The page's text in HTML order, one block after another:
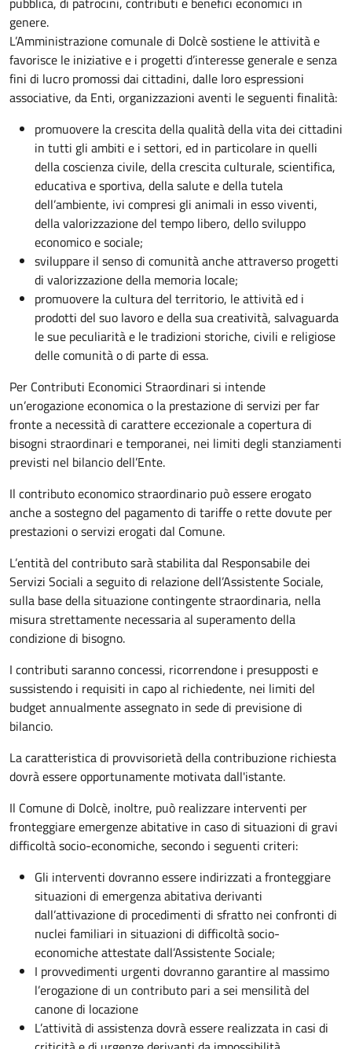
genere.
L’Amministrazione comunale di Dolcè sostiene le attività e
favorisce le iniziative e i progetti d’interesse generale e senza
fini di lucro promossi dai cittadini, dalle loro espressioni
associative, da Enti, organizzazioni aventi le seguenti finalità:
promuovere la crescita della qualità della vita dei cittadini
in tutti gli ambiti e i settori, ed in particolare in quelli
della coscienza civile, della crescita culturale, scientifica,
educativa e sportiva, della salute e della tutela
dell’ambiente, ivi compresi gli animali in esso viventi,
della valorizzazione del tempo libero, dello sviluppo
economico e sociale;
sviluppare il senso di comunità anche attraverso progetti
di valorizzazione della memoria locale;
promuovere la cultura del territorio, le attività ed i
prodotti del suo lavoro e della sua creatività, salvaguarda
le sue peculiarità e le tradizioni storiche, civili e religiose
delle comunità o di parte di essa.
Per Contributi Economici Straordinari si intende
un’erogazione economica o la prestazione di servizi per far
fronte a necessità di carattere eccezionale a copertura di
bisogni straordinari e temporanei, nei limiti degli stanziamenti
previsti nel bilancio dell’Ente.
Il contributo economico straordinario può essere erogato
anche a sostegno del pagamento di tariffe o rette dovute per
prestazioni o servizi erogati dal Comune.
L’entità del contributo sarà stabilita dal Responsabile dei
Servizi Sociali a seguito di relazione dell’Assistente Sociale,
sulla base della situazione contingente straordinaria, nella
misura strettamente necessaria al superamento della
condizione di bisogno.
I contributi saranno concessi, ricorrendone i presupposti e
sussistendo i requisiti in capo al richiedente, nei limiti del
budget annualmente assegnato in sede di previsione di
bilancio.
La caratteristica di provvisorietà della contribuzione richiesta
dovrà essere opportunamente motivata dall'istante.
Il Comune di Dolcè, inoltre, può realizzare interventi per
fronteggiare emergenze abitative in caso di situazioni di gravi
difficoltà socio-economiche, secondo i seguenti criteri:
Gli interventi dovranno essere indirizzati a fronteggiare
situazioni di emergenza abitativa derivanti
dall’attivazione di procedimenti di sfratto nei confronti di
nuclei familiari in situazioni di difficoltà socio-
economiche attestate dall’Assistente Sociale;
I provvedimenti urgenti dovranno garantire al massimo
l’erogazione di un contributo pari a sei mensilità del
canone di locazione
L’attività di assistenza dovrà essere realizzata in casi di